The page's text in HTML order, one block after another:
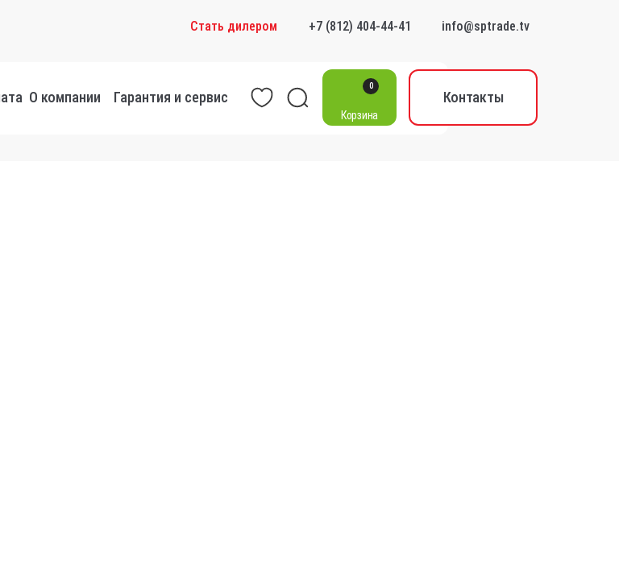
0
Гарантия и сервис
О компании Контакты
Корзина
info@sptrade.tv
Стать дилером +7 (812) 404-44-41
0
Контакты